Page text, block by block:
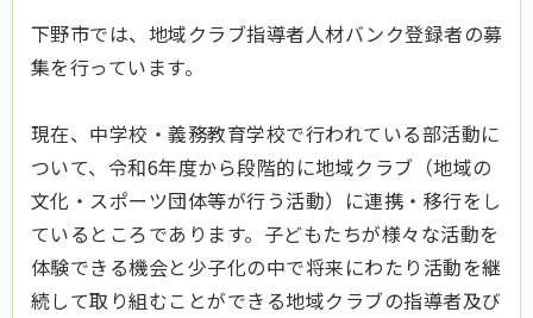
下野市では、地域クラブ指導者人材バンク登録者の募
集を行っています。
現在、中学校・義務教育学校で行われている部活動に
ついて、令和6年度から段階的に地域クラブ（地域の
文化・スポーツ団体等が行う活動）に連携・移行をし
ているところであります。子どもたちが様々な活動を
体験できる機会と少子化の中で将来にわたり活動を継
続して取り組むことができる地域クラブの指導者及び